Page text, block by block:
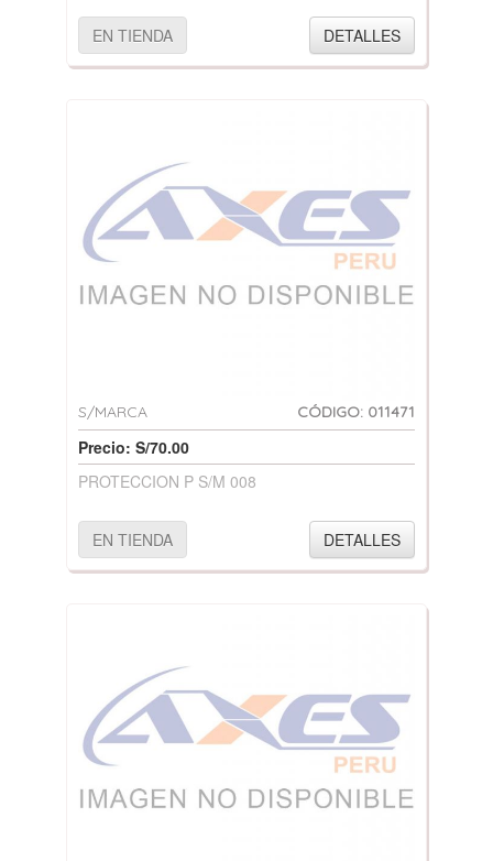
EN TIENDA DETALLES
S/MARCA CÓDIGO: 011471
Precio: S/70.00
PROTECCION P S/M 008
EN TIENDA DETALLES